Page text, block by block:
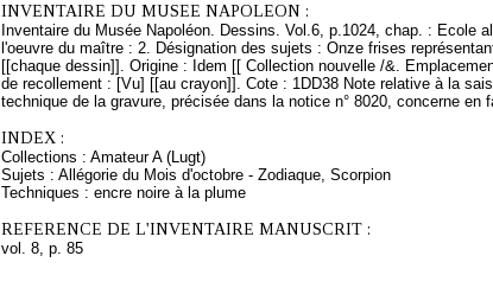
INVENTAIRE DU MUSEE NAPOLEON :
Inventaire du Musée Napoléon. Dessins. Vol.6, p.1024, chap. : Ecole
l'oeuvre du maître : 2. Désignation des sujets : Onze frises
[[chaque dessin]]. Origine : Idem [[ Collection nouvelle /&.
de recollement : [Vu] [[au crayon]]. Cote : 1DD38 Note relative à la
technique de la gravure, précisée dans la notice n° 8020, concerne en
INDEX :
Collections : Amateur A (Lugt)
Sujets : Allégorie du Mois d'octobre - Zodiaque, Scorpion
Techniques : encre noire à la plume
REFERENCE DE L'INVENTAIRE MANUSCRIT :
vol. 8, p. 85